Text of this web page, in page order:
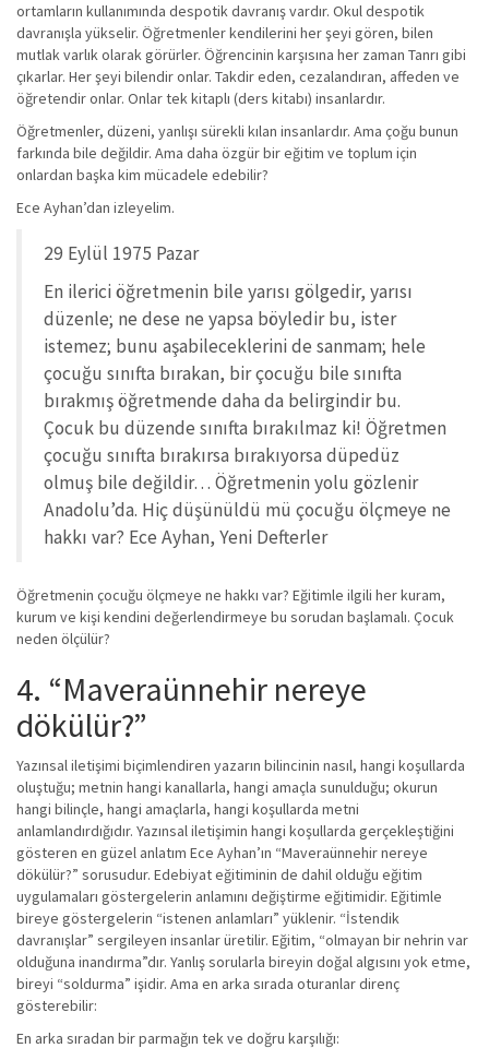
ortamların kullanımında despotik davranış vardır. Okul despotik
davranışla yükselir. Öğretmenler kendilerini her şeyi gören, bilen
mutlak varlık olarak görürler. Öğrencinin karşısına her zaman Tanrı gibi
çıkarlar. Her şeyi bilendir onlar. Takdir eden, cezalandıran, affeden ve
öğretendir onlar. Onlar tek kitaplı (ders kitabı) insanlardır.
Öğretmenler, düzeni, yanlışı sürekli kılan insanlardır. Ama çoğu bunun
farkında bile değildir. Ama daha özgür bir eğitim ve toplum için
onlardan başka kim mücadele edebilir?
Ece Ayhan’dan izleyelim.
29 Eylül 1975 Pazar
En ilerici öğretmenin bile yarısı gölgedir, yarısı
düzenle; ne dese ne yapsa böyledir bu, ister
istemez; bunu aşabileceklerini de sanmam; hele
çocuğu sınıfta bırakan, bir çocuğu bile sınıfta
bırakmış öğretmende daha da belirgindir bu.
Çocuk bu düzende sınıfta bırakılmaz ki! Öğretmen
çocuğu sınıfta bırakırsa bırakıyorsa düpedüz
olmuş bile değildir… Öğretmenin yolu gözlenir
Anadolu’da. Hiç düşünüldü mü çocuğu ölçmeye ne
hakkı var? Ece Ayhan, Yeni Defterler
Öğretmenin çocuğu ölçmeye ne hakkı var? Eğitimle ilgili her kuram,
kurum ve kişi kendini değerlendirmeye bu sorudan başlamalı. Çocuk
neden ölçülür?
4. “Maveraünnehir nereye
dökülür?”
Yazınsal iletişimi biçimlendiren yazarın bilincinin nasıl, hangi koşullarda
oluştuğu; metnin hangi kanallarla, hangi amaçla sunulduğu; okurun
hangi bilinçle, hangi amaçlarla, hangi koşullarda metni
anlamlandırdığıdır. Yazınsal iletişimin hangi koşullarda gerçekleştiğini
gösteren en güzel anlatım Ece Ayhan’ın “Maveraünnehir nereye
dökülür?” sorusudur. Edebiyat eğitiminin de dahil olduğu eğitim
uygulamaları göstergelerin anlamını değiştirme eğitimidir. Eğitimle
bireye göstergelerin “istenen anlamları” yüklenir. “İstendik
davranışlar” sergileyen insanlar üretilir. Eğitim, “olmayan bir nehrin var
olduğuna inandırma”dır. Yanlış sorularla bireyin doğal algısını yok etme,
bireyi “soldurma” işidir. Ama en arka sırada oturanlar direnç
gösterebilir:
En arka sıradan bir parmağın tek ve doğru karşılığı: